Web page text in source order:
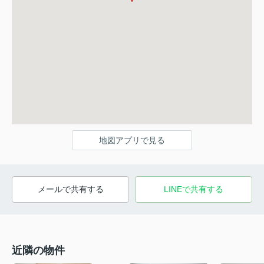
地図アプリで見る
メールで共有する LINEで共有する
近隣の物件